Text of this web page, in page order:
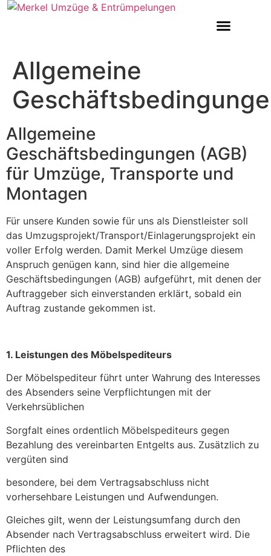
Allgemeine
Allgemeine
Geschäftsbedingungen (AGB)
für Umzüge, Transporte und
Montagen
Für unsere Kunden sowie für uns als Dienstleister soll
das Umzugsprojekt/Transport/Einlagerungsprojekt ein
voller Erfolg werden. Damit Merkel Umzüge diesem
Anspruch genügen kann, sind hier die allgemeine
Geschäftsbedingungen (AGB) aufgeführt, mit denen der
Auftraggeber sich einverstanden erklärt, sobald ein
Auftrag zustande gekommen ist.
1. Leistungen des Möbelspediteurs
Der Möbelspediteur führt unter Wahrung des Interesses
des Absenders seine Verpflichtungen mit der
Verkehrsüblichen
Sorgfalt eines ordentlich Möbelspediteurs gegen
Bezahlung des vereinbarten Entgelts aus. Zusätzlich zu
vergüten sind
besondere, bei dem Vertragsabschluss nicht
vorhersehbare Leistungen und Aufwendungen.
Gleiches gilt, wenn der Leistungsumfang durch den
Absender nach Vertragsabschluss erweitert wird. Die
Pflichten des